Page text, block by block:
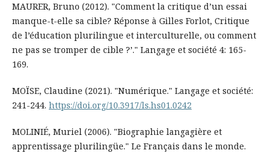
MAURER, Bruno (2012). "Comment la critique d’un essai
manque-t-elle sa cible? Réponse à Gilles Forlot, Critique
de l’éducation plurilingue et interculturelle, ou comment
ne pas se tromper de cible ?’." Langage et société 4: 165-
169.
MOÏSE, Claudine (2021). "Numérique." Langage et société:
241-244. https://doi.org/10.3917/ls.hs01.0242
MOLINIÉ, Muriel (2006). "Biographie langagière et
apprentissage plurilingüe." Le Français dans le monde.